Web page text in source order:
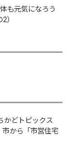
も元気になろう
）
かどトピックス
市から「市営住宅